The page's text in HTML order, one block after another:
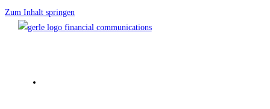
Zum Inhalt springen